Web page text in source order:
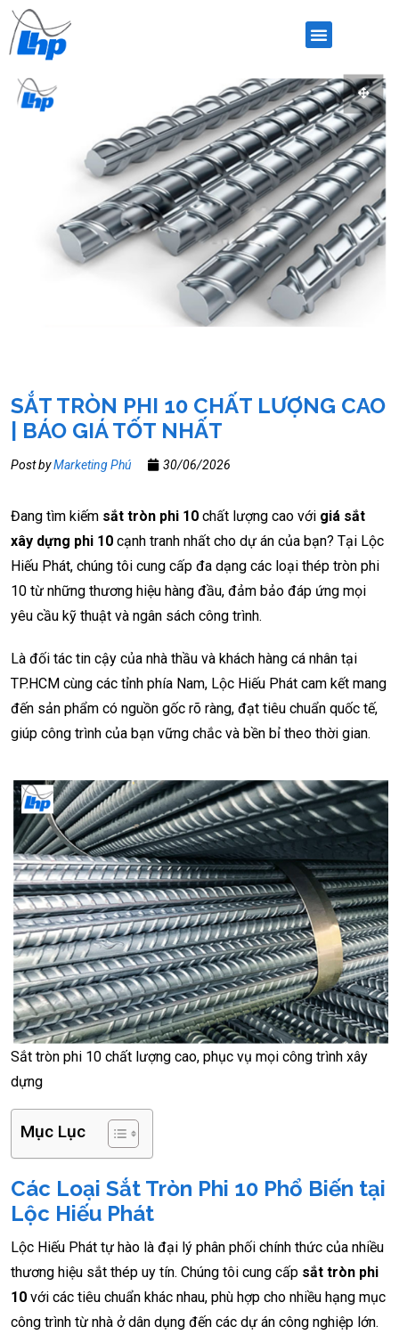
SẮT TRÒN PHI 10 CHẤT LƯỢNG CAO
| BÁO GIÁ TỐT NHẤT
Post byMarketing Phú 30/06/2026
Đang tìm kiếm sắt tròn phi 10 chất lượng cao với giá sắt
xây dựng phi 10 cạnh tranh nhất cho dự án của bạn? Tại Lộc
Hiếu Phát, chúng tôi cung cấp đa dạng các loại thép tròn phi
10 từ những thương hiệu hàng đầu, đảm bảo đáp ứng mọi
yêu cầu kỹ thuật và ngân sách công trình.
Là đối tác tin cậy của nhà thầu và khách hàng cá nhân tại
TP.HCM cùng các tỉnh phía Nam, Lộc Hiếu Phát cam kết mang
đến sản phẩm có nguồn gốc rõ ràng, đạt tiêu chuẩn quốc tế,
giúp công trình của bạn vững chắc và bền bỉ theo thời gian.
Sắt tròn phi 10 chất lượng cao, phục vụ mọi công trình xây
dựng
Mục Lục
Các Loại Sắt Tròn Phi 10 Phổ Biến tại
Lộc Hiếu Phát
Lộc Hiếu Phát tự hào là đại lý phân phối chính thức của nhiều
thương hiệu sắt thép uy tín. Chúng tôi cung cấp sắt tròn phi
10 với các tiêu chuẩn khác nhau, phù hợp cho nhiều hạng mục
công trình từ nhà ở dân dụng đến các dự án công nghiệp lớn.